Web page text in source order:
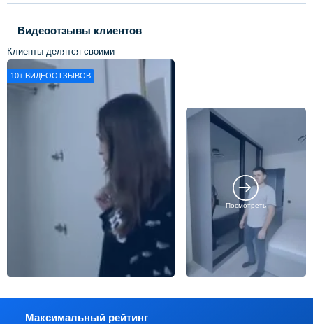
Видеоотзывы клиентов
Клиенты делятся своими
впечатлениями о нашей работе
10+ ВИДЕООТЗЫВОВ
Посмотреть
Максимальный рейтинг